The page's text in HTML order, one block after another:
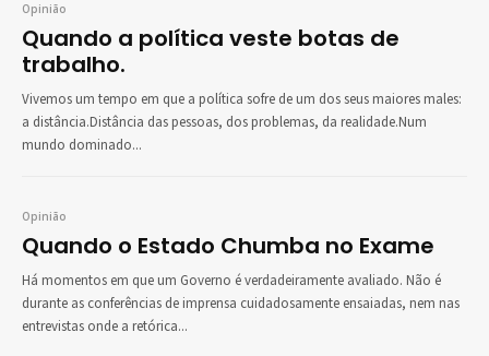
Opinião
Quando a política veste botas de
trabalho.
Vivemos um tempo em que a política sofre de um dos seus maiores males:
a distância.Distância das pessoas, dos problemas, da realidade.Num
mundo dominado...
Opinião
Quando o Estado Chumba no Exame
Há momentos em que um Governo é verdadeiramente avaliado. Não é
durante as conferências de imprensa cuidadosamente ensaiadas, nem nas
entrevistas onde a retórica...